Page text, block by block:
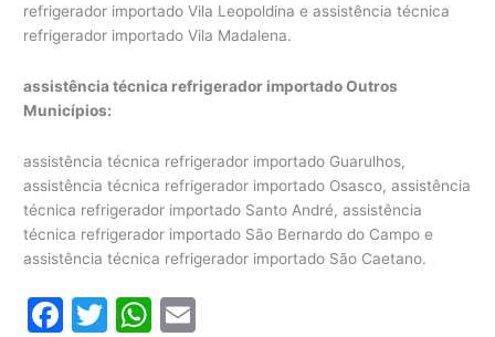
refrigerador importado Vila Leopoldina e assistência técnica
refrigerador importado Vila Madalena.
assistência técnica refrigerador importado Outros
Municípios:
assistência técnica refrigerador importado Guarulhos,
assistência técnica refrigerador importado Osasco, assistência
técnica refrigerador importado Santo André, assistência
técnica refrigerador importado São Bernardo do Campo e
assistência técnica refrigerador importado São Caetano.
F
T
W